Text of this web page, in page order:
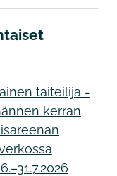
taiteilija -
kerran